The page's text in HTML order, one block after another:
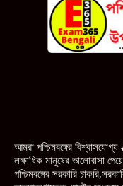
আমরা পশ্চিমবঙ্গের
লক্ষাধিক মানুষের ভালোবাসা
পশ্চিমবঙ্গের সরকারি